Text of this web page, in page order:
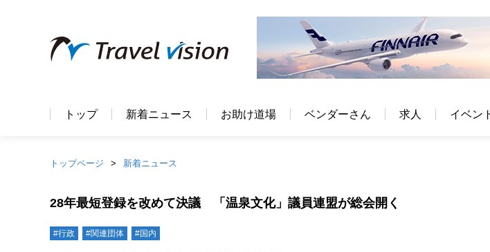
トップ 新着ニュース お助け道場 ベンダーさん 求人 イベン
トップページ 新着ニュース
28年最短登録を改めて決議 「温泉文化」議員連盟が総会開く
#行政 #関連団体 #国内